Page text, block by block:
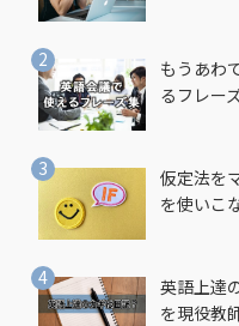
もうあわ
るフレー
仮定法を
を使いこ
英語上達
を現役教